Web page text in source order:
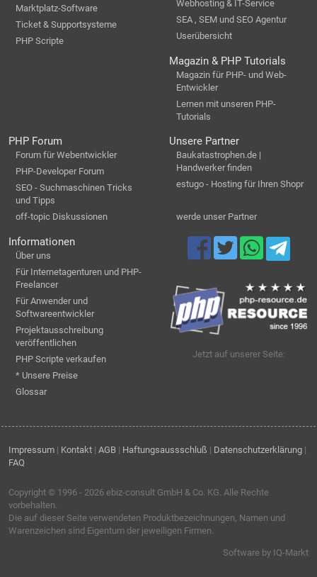
Marktplatz-Software
Ticket & Supportsysteme
PHP Scripte
Webhosting & IT-Service
SEA , SEM und SEO Agentur
Userübersicht
Magazin & PHP Tutorials
Magazin für PHP- und Web-
Entwickler
Lernen mit unseren PHP-
Tutorials
PHP Forum
Forum für Webentwickler
PHP-Developer Forum
SEO - Suchmaschinen Tricks
und Tipps
off-topic Diskussionen
Unsere Partner
Baukatastrophen.de |
Handwerker finden
estugo - Hosting für Ihren Shopr
werde unser Partner
Informationen
Über uns
Für Internetagenturen und PHP-
Freelancer
Für Anwender und
Softwareentwickler
Projektausschreibung
veröffentlichen
PHP Scripte verkaufen
* Unsere Preise
Glossar
Jetzt auf unserer Seite:
Impressum | Kontakt | AGB | Haftungsaussschluß | Datenschutzerklärung |
FAQ
Copyright © 1996 - 2026 ebiz-consult GmbH & Co. KG. Alle Rechte
vorbehalten.
Die auf dieser Seite verwendeten Produktbezeichnungen, Namen und
Warenzeichen sind Eigentum der jeweiligen Firmen.
Software by IQ-Markt